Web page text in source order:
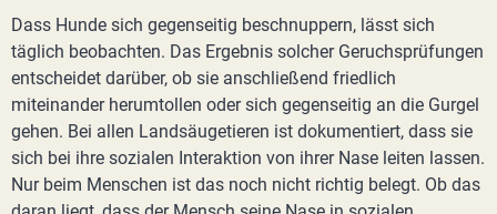
Dass Hunde sich gegenseitig beschnuppern, lässt sich
täglich beobachten. Das Ergebnis solcher Geruchsprüfungen
entscheidet darüber, ob sie anschließend friedlich
miteinander herumtollen oder sich gegenseitig an die Gurgel
gehen. Bei allen Landsäugetieren ist dokumentiert, dass sie
sich bei ihre sozialen Interaktion von ihrer Nase leiten lassen.
Nur beim Menschen ist das noch nicht richtig belegt. Ob das